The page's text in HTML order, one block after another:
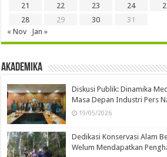
21
22 23 24
28
29 30
31
« Nov
Jan »
Akademika
Diskusi Publik: Dinamika
Masa Depan Industri Pers
19/05/2026
Dedikasi Konservasi Alam
Welum Mendapatkan